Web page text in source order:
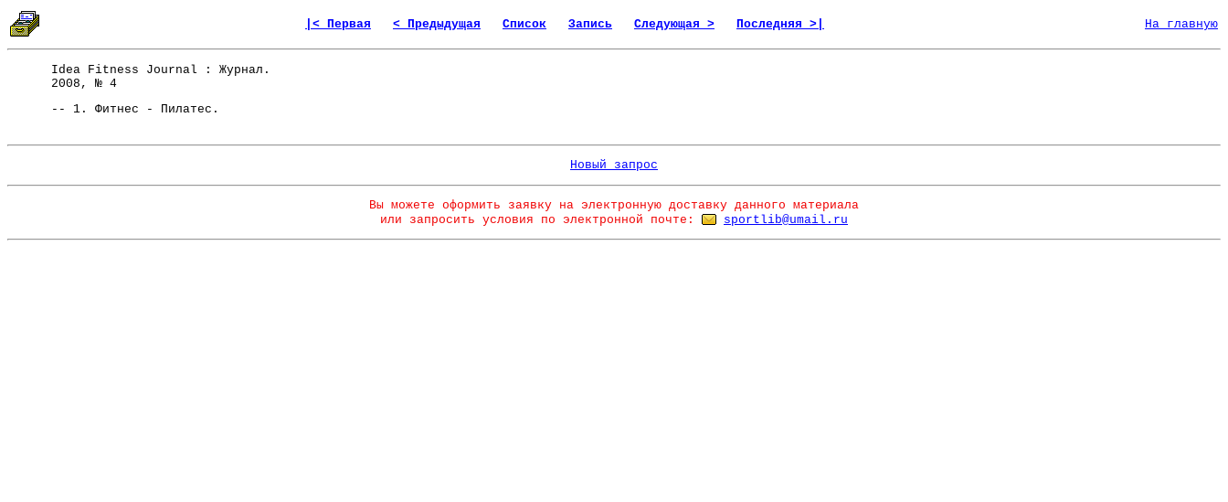
|< Первая < Предыдущая Список Запись Следующая > Последняя >| На главную
Idea Fitness Journal : Журнал.
2008, № 4
-- 1. Фитнес - Пилатес.
Новый запрос
Вы можете оформить заявку на электронную доставку данного материала
или запросить условия по электронной почте:
sportlib@umail.ru